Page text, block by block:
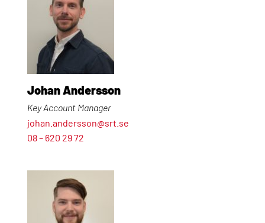
Johan Andersson
Key Account Manager
johan.andersson@srt.se
08 – 620 29 72